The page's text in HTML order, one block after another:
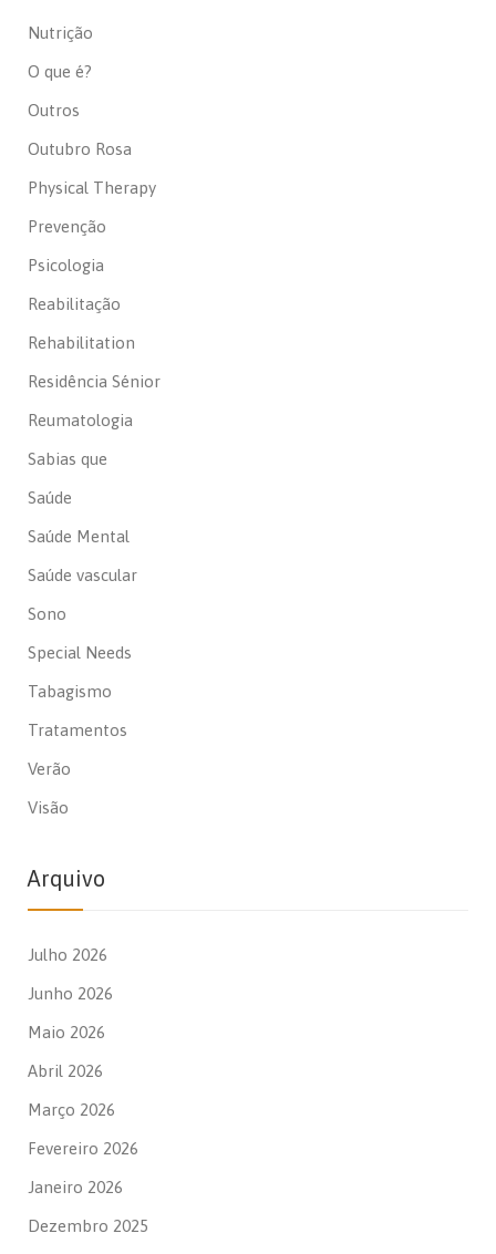
Nutrição
O que é?
Outros
Outubro Rosa
Physical Therapy
Prevenção
Psicologia
Reabilitação
Rehabilitation
Residência Sénior
Reumatologia
Sabias que
Saúde
Saúde Mental
Saúde vascular
Sono
Special Needs
Tabagismo
Tratamentos
Verão
Visão
Arquivo
Julho 2026
Junho 2026
Maio 2026
Abril 2026
Março 2026
Fevereiro 2026
Janeiro 2026
Dezembro 2025